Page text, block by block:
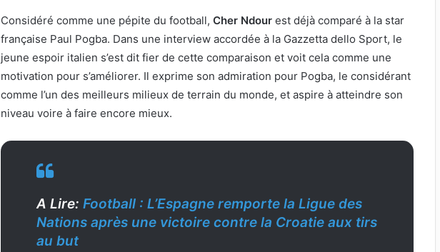
Considéré comme une pépite du football, Cher Ndour est déjà comparé à la star
française Paul Pogba. Dans une interview accordée à la Gazzetta dello Sport, le
jeune espoir italien s’est dit fier de cette comparaison et voit cela comme une
motivation pour s’améliorer. Il exprime son admiration pour Pogba, le considérant
comme l’un des meilleurs milieux de terrain du monde, et aspire à atteindre son
niveau voire à faire encore mieux.
A Lire: Football : L’Espagne remporte la Ligue des
Nations après une victoire contre la Croatie aux tirs
au but